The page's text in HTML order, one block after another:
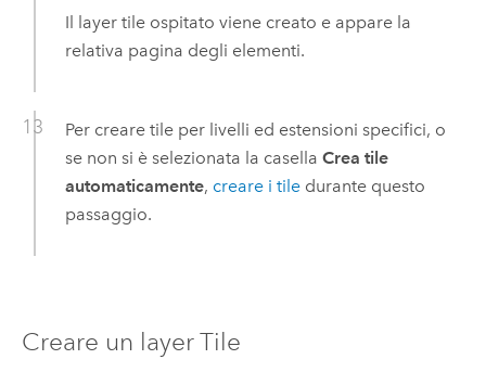
Il layer tile ospitato viene creato e appare la
relativa pagina degli elementi.
Per creare tile per livelli ed estensioni specifici, o
se non si è selezionata la casella Crea tile
automaticamente, creare i tiledurante questo
passaggio.
Creare un layer Tile